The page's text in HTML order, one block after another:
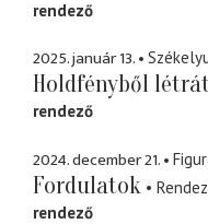
rendező
2025. január 13.
Holdfényből
rendező
2024. december 21.
Fordulatok
rendező